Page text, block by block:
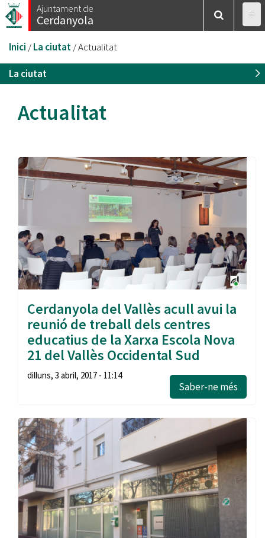
Vés
al
Ajuntament de
Cerdanyola
Esteu
aquí
Inici /La ciutat/Actualitat
La ciutat
Actualitat
Cerdanyola del Vallès acull avui la
reunió de treball dels centres
educatius de la Xarxa Escola Nova
21 del Vallès Occidental Sud
dilluns, 3 abril, 2017 - 11:14
Saber-ne més